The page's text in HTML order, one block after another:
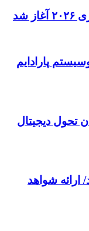
شد
پارادایم
تحول دیجیتال
ارائه شواهد